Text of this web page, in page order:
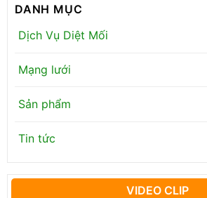
DANH MỤC
Dịch Vụ Diệt Mối
Mạng lưới
Sản phẩm
Tin tức
VIDEO CLIP